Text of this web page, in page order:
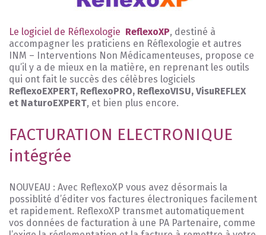
Le logiciel de Réflexologie ReflexoXP, destiné à
accompagner les praticiens en Réflexologie et autres
INM – Interventions Non Médicamenteuses, propose ce
qu’il y a de mieux en la matière, en reprenant les outils
qui ont fait le succès des célèbres logiciels
ReflexoEXPERT, ReflexoPRO, ReflexoVISU, VisuREFLEX
et NaturoEXPERT, et bien plus encore.
FACTURATION ELECTRONIQUE
intégrée
NOUVEAU : Avec ReflexoXP vous avez désormais la
possiblité d’éditer vos factures électroniques facilement
et rapidement. ReflexoXP transmet automatiquement
vos données de facturation à une PA Partenaire, comme